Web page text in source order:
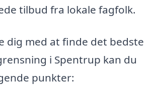
tilbud fra lokale fagfolk.
dig med at finde det bedste
i Spentrup kan du
punkter: